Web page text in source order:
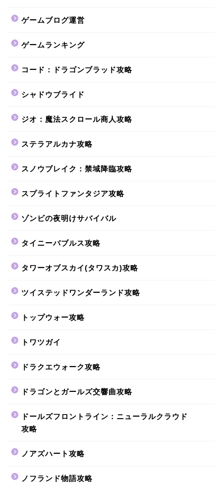
ゲームブログ運営
ゲームランキング
コード：ドラゴンブラッド攻略
シャドウブライド
ジオ：魔法スクロール商人攻略
ステラアルカナ攻略
スノウブレイク：禁域降臨攻略
スプライトファンタジア攻略
ゾンビの夜明けサバイバル
タイニーバブルス攻略
タワーオブスカイ(タワスカ)攻略
ツイステッドワンダーランド攻略
トップウォー攻略
トワツガイ
ドラクエウォーク攻略
ドラゴンとガールズ交響曲攻略
ドールズフロントライン：ニューラルクラウド
攻略
ノアズハート攻略
ノフランド物語攻略